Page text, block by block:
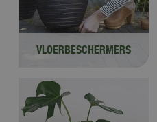
VLOERBESCHERMERS